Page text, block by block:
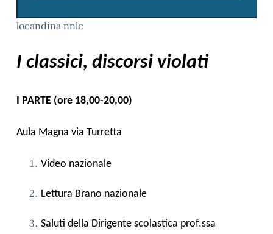
locandina nnlc
I classici, discorsi violati
I PARTE (ore 18,00-20,00)
Aula Magna via Turretta
Video nazionale
Lettura Brano nazionale
Saluti della Dirigente scolastica prof.ssa